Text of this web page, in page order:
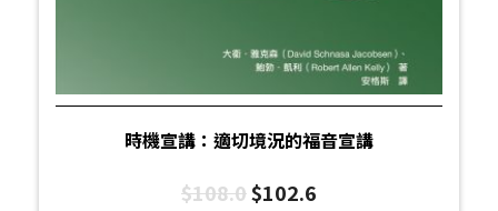
時機宣講：適切境況的福音宣講
$108.0$102.6